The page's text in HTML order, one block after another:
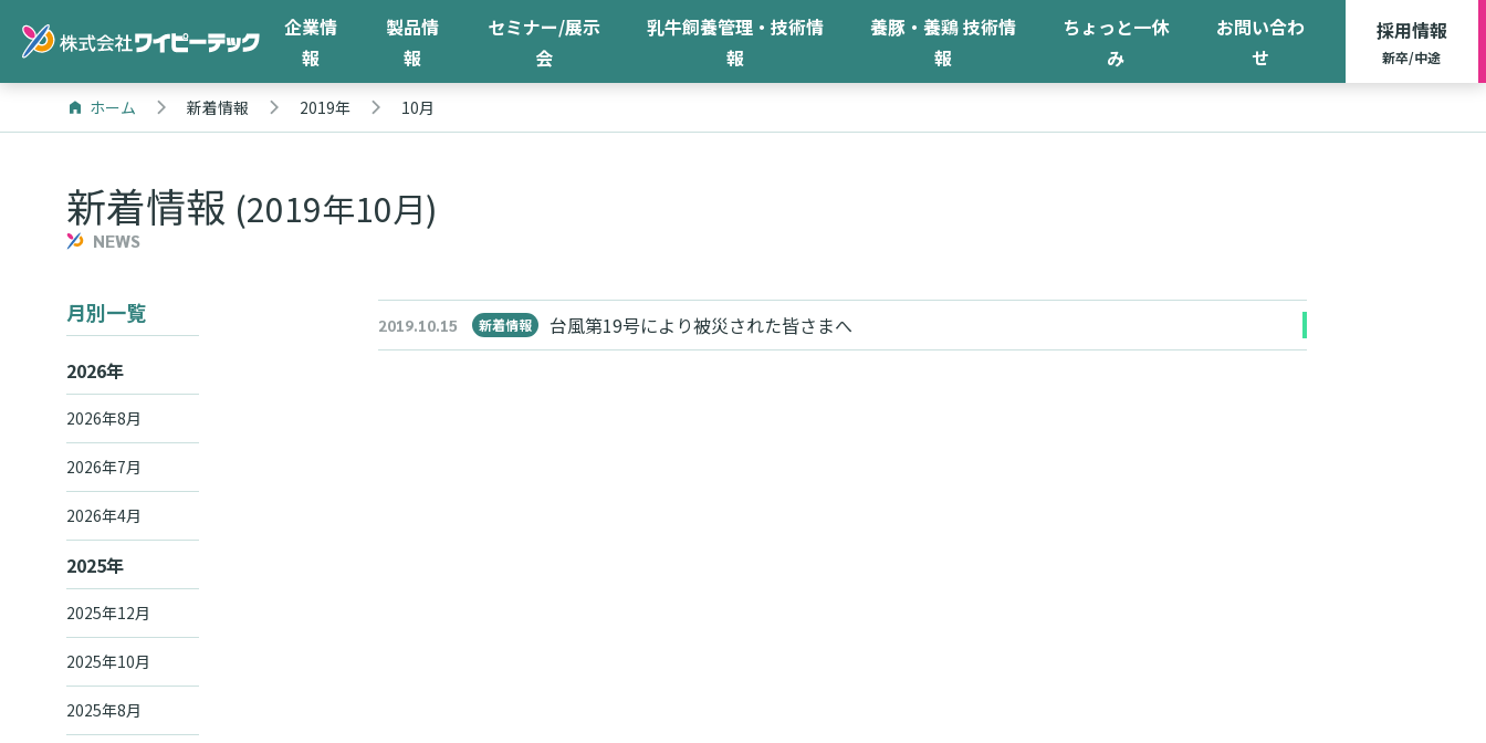
企業情
報
製品情
報
セミナー/展示
会
乳牛飼養管理・技術情
報
養豚・養鶏 技術情
報
ちょっと一休
み
お問い合わ
せ
採用情報
新卒/中途
ホーム 新着情報 2019年 10月
新着情報 (2019年10月)
NEWS
2019.10.15 新着情報 台風第19号により被災された皆さまへ
月別一覧
2026年
2026年8月
2026年7月
2026年4月
2025年
2025年12月
2025年10月
2025年8月